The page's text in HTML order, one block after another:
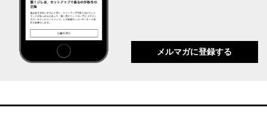
メルマガに登録する